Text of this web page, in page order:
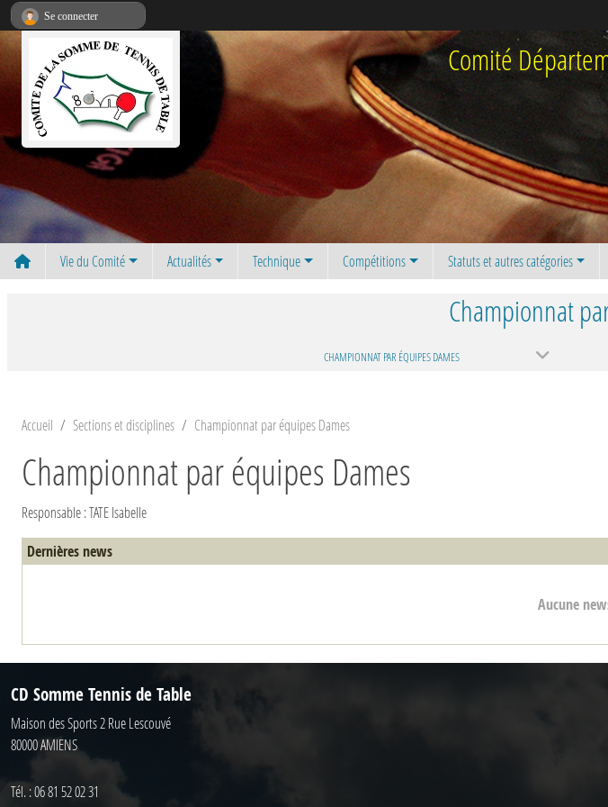
Comité
Vie du Comité Actualités Technique Compétitions Statuts et autres catégories
Championnat
CHAMPIONNAT PAR ÉQUIPES DAMES
Accueil Sections et disciplines Championnat par équipes Dames
Championnat par équipes Dames
Responsable : TATE Isabelle
Dernières news
Aucune
CD Somme Tennis de Table
Maison des Sports 2 Rue Lescouvé
80000AMIENS
Tél. :06 81 52 02 31
Se connecter
Panneau de gestion des cookies